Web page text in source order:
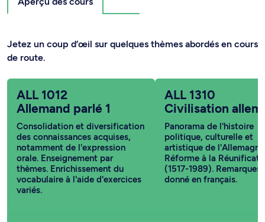
Jetez un coup d’œil sur quelques thèmes abordés en cours
de route.
ALL 1012
Allemand parlé 1
Consolidation et diversification
des connaissances acquises,
notamment de l'expression
orale. Enseignement par
thèmes. Enrichissement du
vocabulaire à l'aide d'exercices
variés.
ALL 1310
Civilisation
Panorama de l'histoire
politique, culturelle et
artistique de
Réforme à la
(1517-1989).
donné en français.